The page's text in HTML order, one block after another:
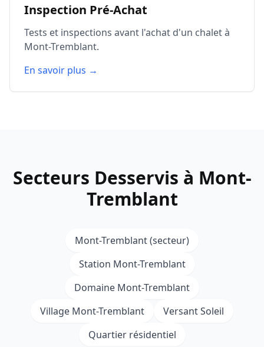
Inspection Pré-Achat
Tests et inspections avant l'achat d'un chalet à
Mont-Tremblant.
En savoir plus →
Secteurs Desservis à Mont-
Tremblant
Mont-Tremblant (secteur)
Station Mont-Tremblant
Domaine Mont-Tremblant
Village Mont-Tremblant
Versant Soleil
Quartier résidentiel